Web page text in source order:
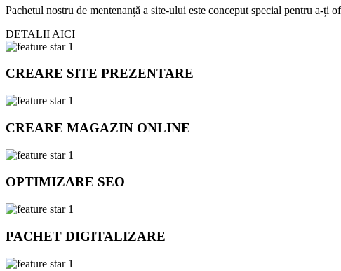
Pachetul nostru de mentenanță a site-ului este conceput special pentru a-
DETALII AICI
CREARE SITE PREZENTARE
CREARE MAGAZIN ONLINE
OPTIMIZARE SEO
PACHET DIGITALIZARE